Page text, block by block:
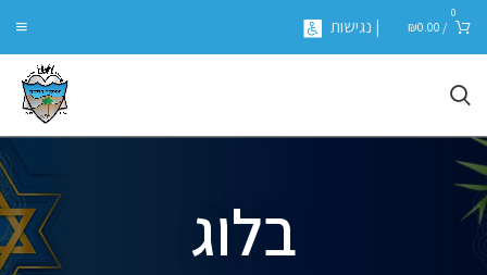
0
/
₪0.00 | נגישות
בלוג